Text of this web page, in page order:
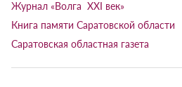
Журнал «Волга XXI век»
Книга памяти Саратовской области
Саратовская областная газета